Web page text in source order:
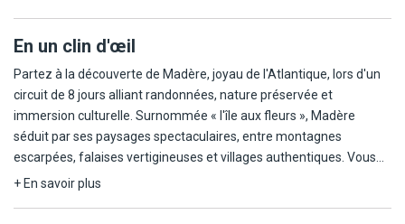
En un clin d'œil
Partez à la découverte de Madère, joyau de l'Atlantique, lors d'un
circuit de 8 jours alliant randonnées, nature préservée et
immersion culturelle. Surnommée « l'île aux fleurs », Madère
séduit par ses paysages spectaculaires, entre montagnes
escarpées, falaises vertigineuses et villages authentiques. Vous
explorerez ses sites incontournables, de Funchal à Porto Moniz, en
+ En savoir plus